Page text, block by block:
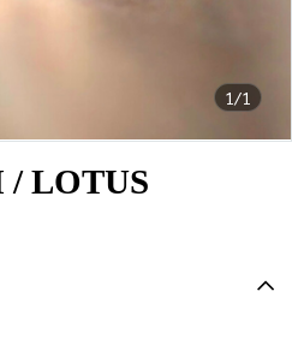
1/1
/ LOTUS